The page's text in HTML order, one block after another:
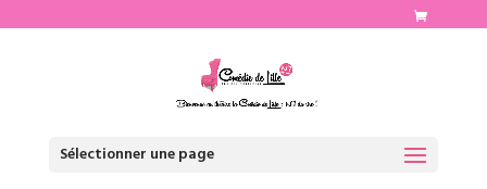
Sélectionner une page